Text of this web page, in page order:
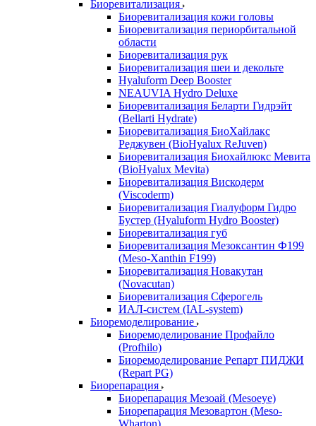
Биоревитализация
Биоревитализация кожи головы
Биоревитализация периорбитальной
области
Биоревитализация рук
Биоревитализация шеи и декольте
Hyaluform Deep Booster
NEAUVIA Hydro Deluxe
Биоревитализация Беларти Гидрэйт
(Bellarti Hydrate)
Биоревитализация БиоХайлакс
Реджувен (BioHyalux ReJuven)
Биоревитализация Биохайлюкс Мевита
(BioHyalux Mevita)
Биоревитализация Вискодерм
(Viscoderm)
Биоревитализация Гиалуформ Гидро
Бустер (Hyaluform Hydro Booster)
Биоревитализация губ
Биоревитализация Мезоксантин Ф199
(Meso-Xanthin F199)
Биоревитализация Новакутан
(Novacutan)
Биоревитализация Сферогель
ИАЛ-систем (IAL-system)
Биоремоделирование
Биоремоделирование Профайло
(Profhilo)
Биоремоделирование Репарт ПИДЖИ
(Repart PG)
Биорепарация
Биорепарация Мезоай (Mesoeye)
Биорепарация Мезовартон (Meso-
Wharton)